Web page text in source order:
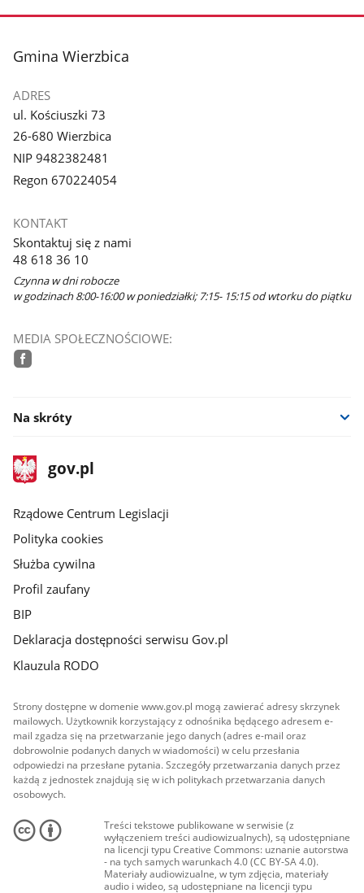
stopka
Gmina Wierzbica
ADRES
ul. Kościuszki 73
26-680 Wierzbica
NIP 9482382481
Regon 670224054
KONTAKT
Skontaktuj się z nami
48 618 36 10
Czynna w dni robocze
w godzinach 8:00-16:00 w poniedziałki; 7:15- 15:15 od wtorku do piątku
MEDIA SPOŁECZNOŚCIOWE:
Na skróty
stopka
gov.plStrona
gov.pl
Rządowe Centrum Legislacji
Polityka cookies
Służba cywilna
Profil zaufany
BIP
Deklaracja dostępności serwisu Gov.pl
Klauzula RODO
Strony dostępne w domenie www.gov.pl mogą zawierać adresy skrzynek
mailowych. Użytkownik korzystający z odnośnika będącego adresem e-
mail zgadza się na przetwarzanie jego danych (adres e-mail oraz
dobrowolnie podanych danych w wiadomości) w celu przesłania
odpowiedzi na przesłane pytania. Szczegóły przetwarzania danych przez
każdą z jednostek znajdują się w ich politykach przetwarzania danych
osobowych.
Treści tekstowe publikowane w serwisie (z
wyłączeniem treści audiowizualnych), są udostępniane
na licencji typu Creative Commons: uznanie autorstwa
- na tych samych warunkach 4.0 (CC BY-SA 4.0).
Materiały audiowizualne, w tym zdjęcia, materiały
audio i wideo, są udostępniane na licencji typu